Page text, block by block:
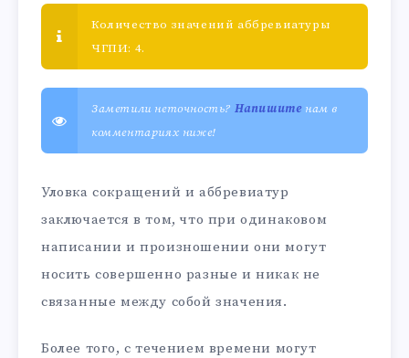
Количество значений аббревиатуры
ЧГПИ: 4.
Заметили неточность? Напишитенам в
комментариях ниже!
Уловка сокращений и аббревиатур
заключается в том, что при одинаковом
написании и произношении они могут
носить совершенно разные и никак не
связанные между собой значения.
Более того, с течением времени могут